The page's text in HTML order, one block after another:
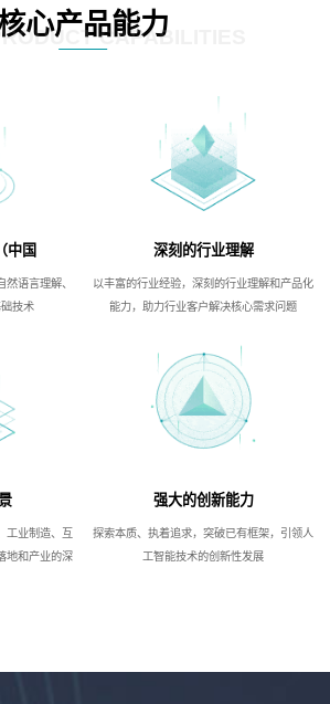
心产品能力CAPABILITIES
中国
语言理解、
技术
深刻的行业理解
以丰富的行业经验，深刻的行业理解和产品化
能力，助力行业客户解决核心需求问题
工业制造、互
地和产业的深
强大的创新能力
探索本质、执着追求，突破已有框架，引领人
工智能技术的创新性发展